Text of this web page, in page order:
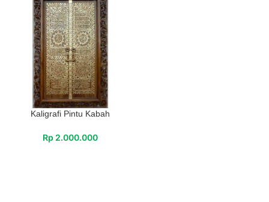
Kaligrafi Pintu Kabah
Rp 2.000.000